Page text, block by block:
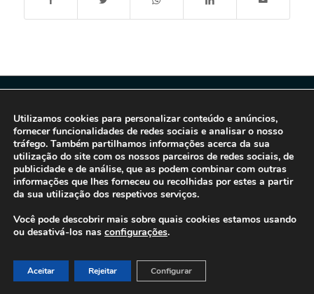
© 2016-2026 - Gonti Contabilidade e Gestão -Política de Privacidade
Utilizamos cookies para personalizar conteúdo e anúncios,
fornecer funcionalidades de redes sociais e analisar o nosso
tráfego. Também partilhamos informações acerca da sua
utilização do site com os nossos parceiros de redes sociais, de
publicidade e de análise, que as podem combinar com outras
informações que lhes forneceu ou recolhidas por estes a partir
da sua utilização dos respetivos serviços.
Você pode descobrir mais sobre quais cookies estamos usando
ou desativá-los nas configurações.
Aceitar Rejeitar Configurar